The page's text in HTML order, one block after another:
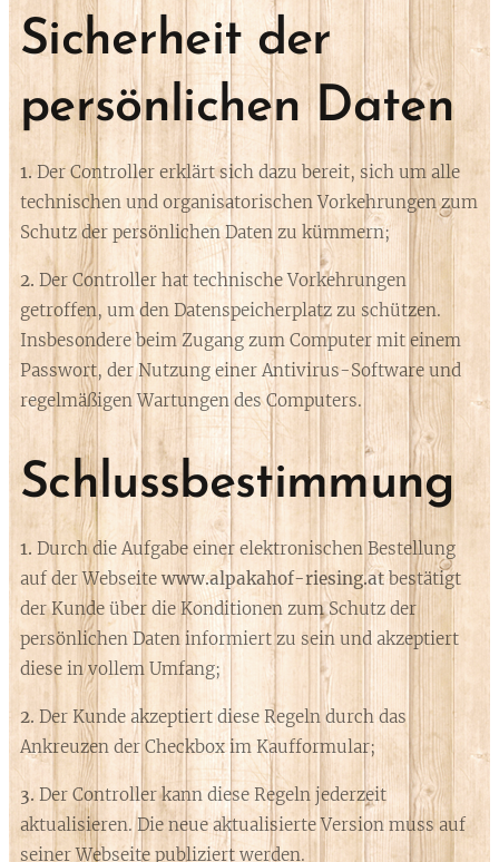
Sicherheit der
persönlichen Daten
1.Der Controller erklärt sich dazu bereit, sich um alle
technischen und organisatorischen Vorkehrungen zum
Schutz der persönlichen Daten zu kümmern;
2. Der Controller hat technische Vorkehrungen
getroffen, um den Datenspeicherplatz zu schützen.
Insbesondere beim Zugang zum Computer mit einem
Passwort, der Nutzung einer Antivirus-Software und
regelmäßigen Wartungen des Computers.
Schlussbestimmung
1. Durch die Aufgabe einer elektronischen Bestellung
auf der Webseite www.alpakahof-riesing.atbestätigt
der Kunde über die Konditionen zum Schutz der
persönlichen Daten informiert zu sein und akzeptiert
diese in vollem Umfang;
2. Der Kunde akzeptiert diese Regeln durch das
Ankreuzen der Checkbox im Kaufformular;
3.Der Controller kann diese Regeln jederzeit
aktualisieren. Die neue aktualisierte Version muss auf
seiner Webseite publiziert werden.